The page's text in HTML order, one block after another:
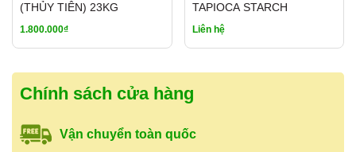
Cửa hàng Gia Vị Út Xinhchuyên cung cấp
gia vị, thực phẩm khô và nguyên liệu nấu ăn
chonhà hàng, quán ăn, bếp Hoa, bếp gia
đình, nhận bán lẻ vàbán sỉ số lượng
lớnvới giá tốt.
Địa chỉ:(Đối diện) 27 Bùi Hữu Nghĩa,
(THỦY TIÊN) 23KG
1.800.000₫
TAPIOCA STARCH
Liên hệ
Chính sách cửa hàng
Vận chuyển toàn quốc